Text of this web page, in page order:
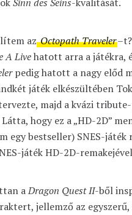
azOctopath Traveler–
A Livehatott arra a játékra,
pedig hatott a nagy előd
játék elkészültében
majd a kvázi
hogy ez a „HD-2D”
egy bestseller) SNES-játék
játék HD-2D-
aDragon Quest II-ből
jellemző az